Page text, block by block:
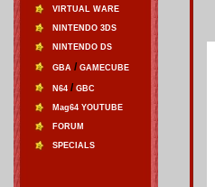
VIRTUAL WARE
NINTENDO 3DS
NINTENDO DS
GBA / GAMECUBE
N64 / GBC
Mag64 YOUTUBE
FORUM
SPECIALS